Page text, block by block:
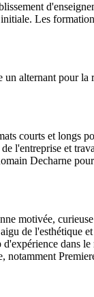
Les
un alternant pour la
courts et longs
l'entreprise et
Decharne
motivée,
de l'esthétique
dans
notamment